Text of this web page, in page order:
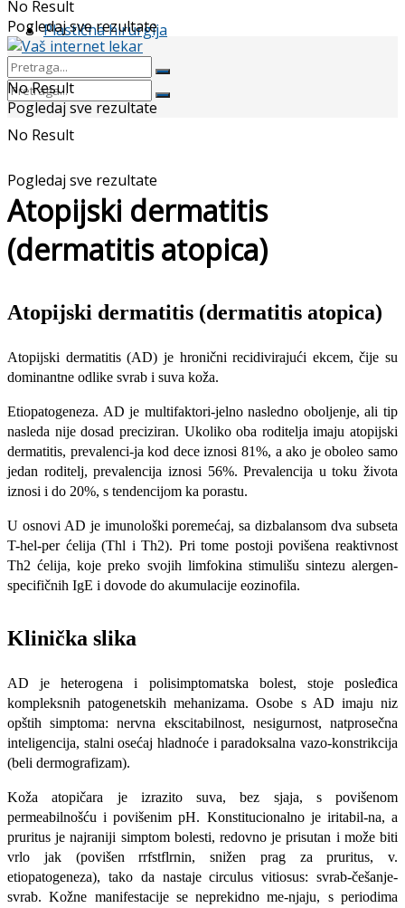
Plastična hirurgija
No Result
Pogledaj sve rezultate
No Result
Pogledaj sve rezultate
No Result
Pogledaj sve rezultate
Atopijski dermatitis
(dermatitis atopica)
Atopijski dermatitis (dermatitis atopica)
Atopijski dermatitis (AD) je hronični recidivirajući ekcem, čije su
dominan­tne odlike svrab i suva koža.
Etiopatogeneza. AD je multifaktori-jelno nasledno oboljenje, ali tip
nasleda nije dosad preciziran. Ukoliko oba rodite­lja imaju atopijski
dermatitis, prevalenci-ja kod dece iznosi 81%, a ako je oboleo samo
jedan roditelj, prevalencija iznosi 56%. Prevalencija u toku života
iznosi i do 20%, s tendencijom ka porastu.
U osnovi AD je imunološki poreme­ćaj, sa dizbalansom dva subseta
T-hel-per ćelija (Thl i Th2). Pri tome postoji povišena reaktivnost
Th2 ćelija, koje preko svojih limfokina stimulišu sintezu alergen-
specifičnih IgE i dovode do akumulacije eozinofila.
Klinička slika
AD je heterogena i polisimptomatska bolest, stoje posleđi­ca
kompleksnih patogenetskih mehani­zama. Osobe s AD imaju niz
opštih sim­ptoma: nervna ekscitabilnost, nesigur­nost, natprosečna
inteligencija, stalni osećaj hladnoće i paradoksalna vazo-konstrikcija
(beli dermografizam).
Koža atopičara je izrazito suva, bez sjaja, s povišenom
permeabilnošću i po­višenim pH. Konstitucionalno je iritabil-na, a
pruritus je najraniji simptom bolesti, redovno je prisutan i može biti
vrlo jak (povišen rrfstflrnin, snižen prag za pruri­tus, v.
etiopatogeneza), tako da nastaje circulus vitiosus: svrab-češanje-
svrab. Kožne manifestacije se neprekidno me-njaju, s periodima